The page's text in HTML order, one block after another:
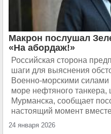
Макрон послушал
«На абордаж!»
Российская сторона
шаги для выяснения
Военно-морскими
море нефтяного танкера,
Мурманска, сообщает
настоящий момент
24 января 2026